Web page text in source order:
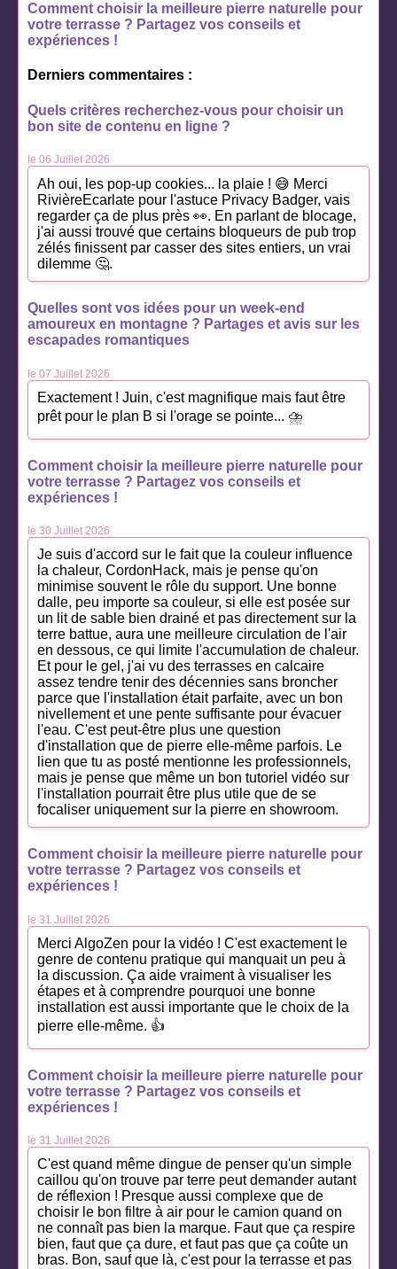
Comment choisir la meilleure pierre naturelle pour
votre terrasse ? Partagez vos conseils et
expériences !
Derniers commentaires :
Quels critères recherchez-vous pour choisir un
bon site de contenu en ligne ?
le 06 Juillet 2026
Ah oui, les pop-up cookies... la plaie ! 😅 Merci
RivièreEcarlate pour l'astuce Privacy Badger, vais
regarder ça de plus près 👀. En parlant de blocage,
j'ai aussi trouvé que certains bloqueurs de pub trop
zélés finissent par casser des sites entiers, un vrai
dilemme 🤔.
Quelles sont vos idées pour un week-end
amoureux en montagne ? Partages et avis sur les
escapades romantiques
le 07 Juillet 2026
Exactement ! Juin, c'est magnifique mais faut être
prêt pour le plan B si l'orage se pointe... ⛈️
Comment choisir la meilleure pierre naturelle pour
votre terrasse ? Partagez vos conseils et
expériences !
le 30 Juillet 2026
Je suis d'accord sur le fait que la couleur influence
la chaleur, CordonHack, mais je pense qu'on
minimise souvent le rôle du support. Une bonne
dalle, peu importe sa couleur, si elle est posée sur
un lit de sable bien drainé et pas directement sur la
terre battue, aura une meilleure circulation de l'air
en dessous, ce qui limite l'accumulation de chaleur.
Et pour le gel, j'ai vu des terrasses en calcaire
assez tendre tenir des décennies sans broncher
parce que l'installation était parfaite, avec un bon
nivellement et une pente suffisante pour évacuer
l'eau. C'est peut-être plus une question
d'installation que de pierre elle-même parfois. Le
lien que tu as posté mentionne les professionnels,
mais je pense que même un bon tutoriel vidéo sur
l'installation pourrait être plus utile que de se
focaliser uniquement sur la pierre en showroom.
Comment choisir la meilleure pierre naturelle pour
votre terrasse ? Partagez vos conseils et
expériences !
le 31 Juillet 2026
Merci AlgoZen pour la vidéo ! C'est exactement le
genre de contenu pratique qui manquait un peu à
la discussion. Ça aide vraiment à visualiser les
étapes et à comprendre pourquoi une bonne
installation est aussi importante que le choix de la
pierre elle-même. 👍
Comment choisir la meilleure pierre naturelle pour
votre terrasse ? Partagez vos conseils et
expériences !
le 31 Juillet 2026
C'est quand même dingue de penser qu'un simple
caillou qu'on trouve par terre peut demander autant
de réflexion ! Presque aussi complexe que de
choisir le bon filtre à air pour le camion quand on
ne connaît pas bien la marque. Faut que ça respire
bien, faut que ça dure, et faut pas que ça coûte un
bras. Bon, sauf que là, c'est pour la terrasse et pas